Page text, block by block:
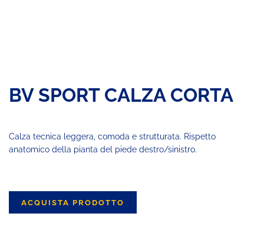
BV SPORT CALZA CORTA
Calza tecnica leggera, comoda e strutturata. Rispetto
anatomico della pianta del piede destro/sinistro.
ACQUISTA PRODOTTO